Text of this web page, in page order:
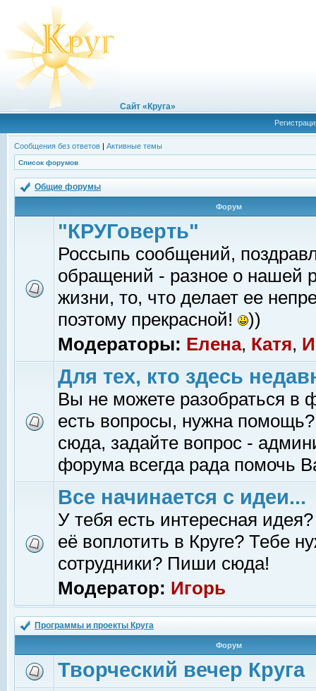
Сайт «Круга»
Сообщения без ответов | Активные темы
Список форумов
Общие форумы
Форум
"КРУГоверть"
Россыпь сообщений,
обращений - разное о нашей
жизни, то, что делает ее
поэтому прекрасной!
))
Модераторы: Елена, Катя,
Для тех, кто здесь
Вы не можете разобраться в
есть вопросы, нужна помощь?
сюда, задайте вопрос -
форума всегда рада помочь
Все начинается с идеи...
У тебя есть интересная
её воплотить в Круге? Тебе
сотрудники? Пиши сюда!
Модератор: Игорь
Программы и проекты Круга
Форум
Творческий вечер Круга